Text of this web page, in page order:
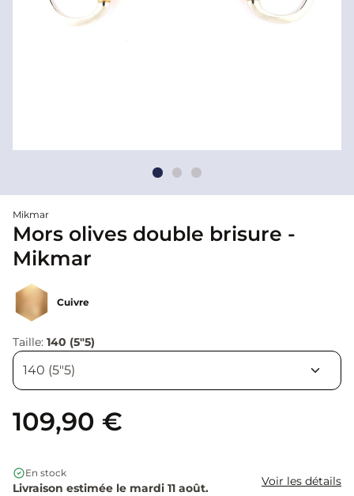
Mikmar
Mors olives double brisure -
Mikmar
Cuivre
Taille: 140 (5"5)
109,90 €
En stock
Livraison estimée le mardi 11 août. Voir les détails